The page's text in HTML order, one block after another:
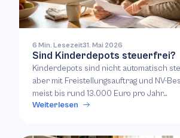
6 Min. Lesezeit31. Mai 2026
Sind Kinderdepots steuerfrei?
Kinderdepots sind nicht automatisch
aber mit Freistellungsauftrag und NV-
meist bis rund 13.000 Euro pro Jahr…
Weiterlesen